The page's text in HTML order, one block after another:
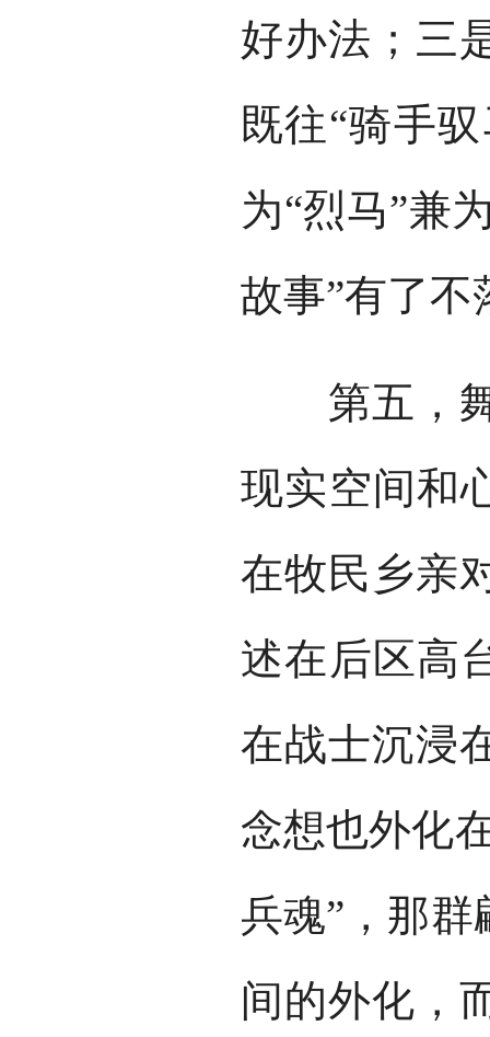
好办法；三
既往“骑手
为“烈马”兼
故事”有了不
第五，舞
现实空间和
在牧民乡亲
述在后区高
在战士沉浸
念想也外化
兵魂”，那
间的外化，